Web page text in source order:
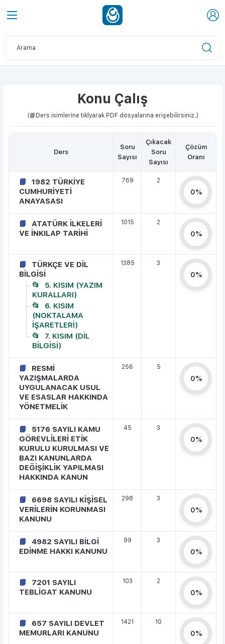
Konu Çalış
(📘Ders isimlerine tıklyarak PDF dosyalarına erişebilirsiniz.)
Ders
Soru
Sayısı
Çıkacak
Soru
Sayısı
Çözüm
Oranı
1982 TÜRKİYE
CUMHURİYETİ
ANAYASASI
769 2
0%
ATATÜRK İLKELERİ
VE İNKILAP TARİHİ
1015 2
0%
TÜRKÇE VE DİL
BİLGİSİ
5. KISIM (YAZIM
KURALLARI)
6. KISIM
(NOKTALAMA
İŞARETLERİ)
7. KISIM (DİL
BİLGİSİ)
1385 3
0%
RESMİ
YAZIŞMALARDA
UYGULANACAK USUL
VE ESASLAR HAKKINDA
YÖNETMELİK
256 5
0%
5176 SAYILI KAMU
GÖREVLİLERİ ETİK
KURULU KURULMASI VE
BAZI KANUNLARDA
DEĞİŞİKLİK YAPILMASI
HAKKINDA KANUN
45 3
0%
6698 SAYILI KİŞİSEL
VERİLERİN KORUNMASI
KANUNU
298 3
0%
4982 SAYILI BİLGİ
EDİNME HAKKI KANUNU
99 3
0%
7201 SAYILI
TEBLİGAT KANUNU
103 2
0%
657 SAYILI DEVLET
MEMURLARI KANUNU
1421 10
0%